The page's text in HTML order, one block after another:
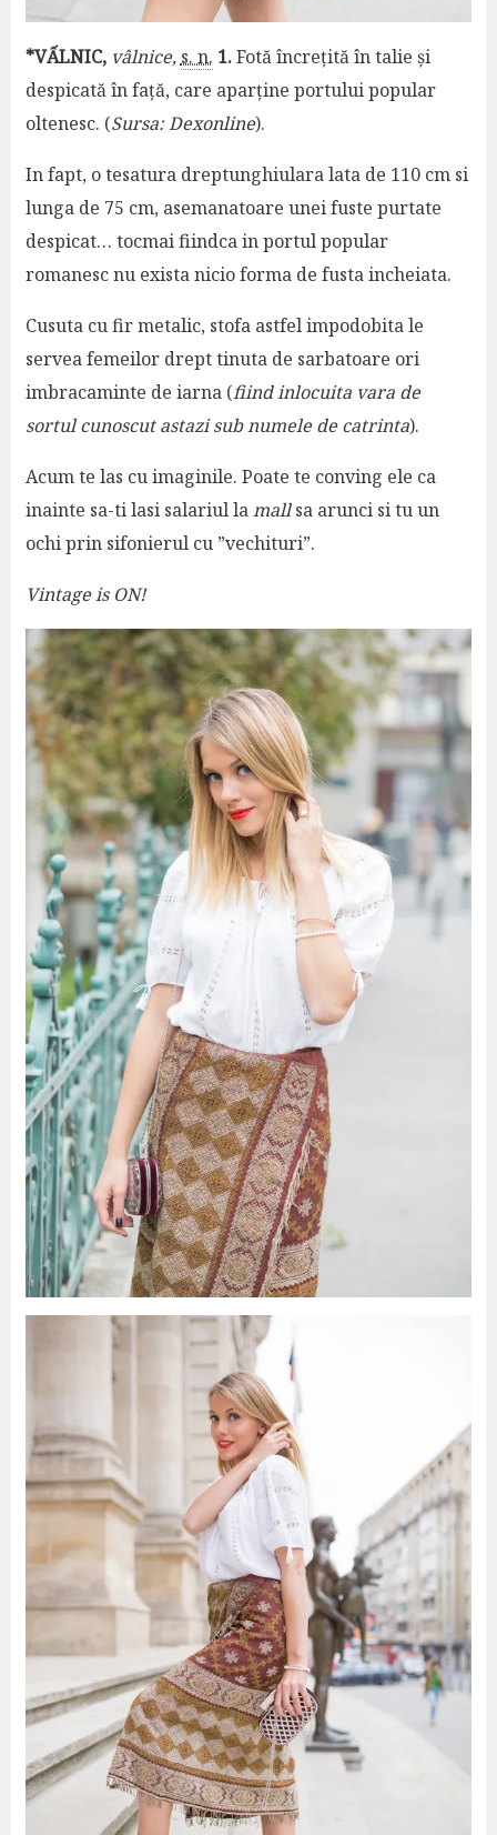
*VẤLNIC, vâlnice, s. n. 1.Fotă încrețită în talie și
despicată în față, care aparține portului popular
oltenesc. (Sursa: Dexonline).
In fapt, o tesatura dreptunghiulara lata de 110 cm si
lunga de 75 cm, asemanatoare unei fuste purtate
despicat… tocmai fiindca in portul popular
romanesc nu exista nicio forma de fusta incheiata.
Cusuta cu fir metalic, stofa astfel impodobita le
servea femeilor drept tinuta de sarbatoare ori
imbracaminte de iarna (fiind inlocuita vara de
sortul cunoscut astazi sub numele de catrinta).
Acum te las cu imaginile. Poate te conving ele ca
inainte sa-ti lasi salariul lamallsa arunci si tu un
ochi prin sifonierul cu ”vechituri”.
Vintage is ON!